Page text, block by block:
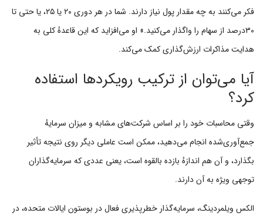
فکر می‌کنند به چه مقدار پول نیاز دارند. شما در هر دوری ۲۰ یا ۲۵، یا حتی تا
۳۰درصد از سهام را واگذار می‌کنید.» او می‌افزاید که این قاعدهٔ کلی به
هدایت مذاکرات ارزش‌گذاری کمک می‌کند.
آیا می‌توان از ترکیب رویکردها استفاده
کرد؟
وقتی محاسبات خود را بر اساس شرکت‌های مشابه و میزان سرمایهٔ
جمع‌آوری‌شده انجام می‌دهید، ممکن است عاملی دیگر روی نتیجه تأثیر
بگذارد، و آن هم اندازهٔ بازده بالقوه است، یعنی عددی که سرمایه‌گذاران
توجهی ویژه به آن دارند.
الکس ویلمردینگ، سرمایه‌گذار خطرپذیری فعال در بوستون ایالات متحده، در